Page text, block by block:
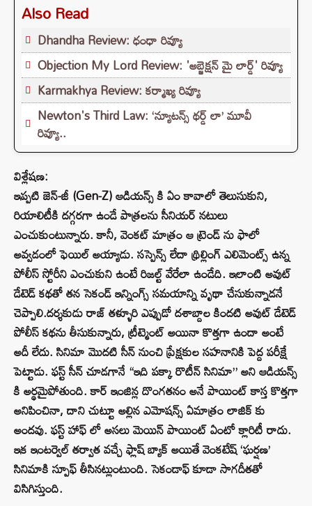
Also Read
Dhandha Review: ధంధా రివ్యూ
Objection My Lord Review: 'అబ్జెక్షన్ మై లార్డ్' రివ్యూ
Karmakhya Review: కర్మాఖ్య రివ్యూ
Newton's Third Law: ‘న్యూటన్స్‌ థర్డ్‌ లా’ మూవీ
రివ్యూ..
విశ్లేషణ:
ఇప్పటి జెన్-జీ (Gen-Z) ఆడియన్స్ కి ఏం కావాలో తెలుసుకుని,
రియాలిటీకి దగ్గరగా ఉండే పాత్రలను సీనియర్ నటులు
ఎంచుకుంటున్నారు. కానీ, వెంకట్ మాత్రం ఆ ట్రెండ్ ను ఫాలో
అవ్వడంలో ఫెయిల్ అయ్యాడు. సస్పెన్స్ లేదా థ్రిల్లింగ్ ఎలిమెంట్స్ ఉన్న
పోలీస్ స్టోరీని ఎంచుకుని ఉంటే రిజల్ట్ వేరేలా ఉండేది. ఇలాంటి అవుట్
డేటెడ్ కథతో తన సెకండ్ ఇన్నింగ్స్ సమయాన్ని వృథా చేసుకున్నాడనే
చెప్పాలి.దర్శకుడు రాజ్ తళ్ళూరి ఎప్పుడో దశాబ్దాల కిందటి అవుట్ డేటెడ్
పోలీస్ కథను తీసుకున్నారు, ట్రీట్మెంట్ అయినా కొత్తగా ఉందా అంటే
అదీ లేదు. సినిమా మొదటి సీన్ నుంచి ప్రేక్షకుల సహనానికి పెద్ద పరీక్షే
పెట్టాడు. ఫస్ట్ సీన్ చూడగానే “ఇది పక్కా రొటీన్ సినిమా” అని ఆడియన్స్
కి అర్థమైపోతుంది. కార్ ఇంజిన్ల దొంగతనం అనే పాయింట్ కాస్త కొత్తగా
అనిపించినా, దాని చుట్టూ అల్లిన ఎమోషన్స్ ఏమాత్రం లాజిక్ కు
అందవు. ఫస్ట్ హాఫ్ లో అసలు మెయిన్ పాయింట్ ఏంటో క్లారిటీ రాదు.
ఇక ఇంటర్వెల్ తర్వాత వచ్చే ఫ్లాష్ బ్యాక్ అయితే వెంకటేష్ ‘ఘర్షణ’
సినిమాకి స్పూఫ్ తీసినట్లుంటుంది. సెకండాఫ్ కూడా సాగదీతతో
విసిగిస్తుంది.